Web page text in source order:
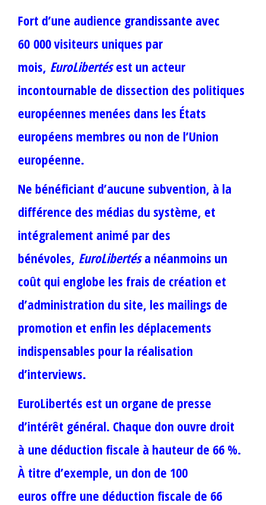
Fort d’une audience grandissante avec
60 000 visiteurs uniques par
mois, EuroLibertésest un acteur
incontournable de dissection des politiques
européennes menées dans les États
européens membres ou non de l’Union
européenne.
Ne bénéficiant d’aucune subvention, à la
différence des médias du système, et
intégralement animé par des
bénévoles, EuroLibertésa néanmoins un
coût qui englobe les frais de création et
d’administration du site, les mailings de
promotion et enfin les déplacements
indispensables pour la réalisation
d’interviews.
EuroLibertés est un organe de presse
d’intérêt général. Chaque don ouvre droit
à une déduction fiscale à hauteur de 66 %.
À titre d’exemple, un don de 100
euros offre une déduction fiscale de 66